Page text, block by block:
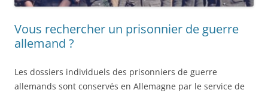
Vous rechercher un prisonnier de guerre
allemand ?
Les dossiers individuels des prisonniers de guerre
allemands sont conservés en Allemagne par le service de